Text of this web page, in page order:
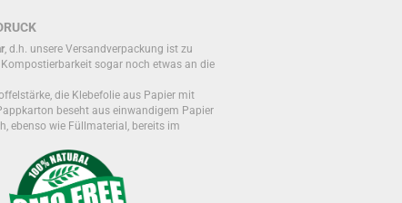
, d.h. unsere Versandverpackung ist zu
sogar noch etwas an die
die Klebefolie aus Papier mit
beseht aus einwandigem Papier
ebenso wie Füllmaterial, bereits im